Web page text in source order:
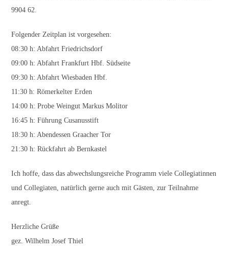
9904 62.
Folgender Zeitplan ist vorgesehen:
08:30 h: Abfahrt Friedrichsdorf
09:00 h: Abfahrt Frankfurt Hbf. Südseite
09:30 h: Abfahrt Wiesbaden Hbf.
11:30 h: Römerkelter Erden
14:00 h: Probe Weingut Markus Molitor
16:45 h: Führung Cusanusstift
18:30 h: Abendessen Graacher Tor
21:30 h: Rückfahrt ab Bernkastel
Ich hoffe, dass das abwechslungsreiche Programm viele Collegiatinnen
und Collegiaten, natürlich gerne auch mit Gästen, zur Teilnahme
anregt.
Herzliche Grüße
gez. Wilhelm Josef Thiel